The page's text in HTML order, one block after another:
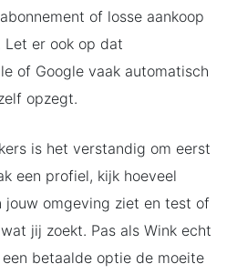
of losse aankoop
er ook op dat
of Google vaak automatisch
opzegt.
is het verstandig om eerst
een profiel, kijk hoeveel
jouw omgeving ziet en test of
jij zoekt. Pas als Wink echt
betaalde optie de moeite